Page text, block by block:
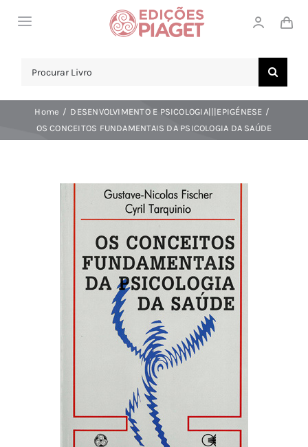
Toggle
NOTICIAS
Search
Home
DESENVOLVIMENTO E PSICOLOGIA|||EPIGÉNESE
OS CONCEITOS FUNDAMENTAIS DA PSICOLOGIA DA SAÚDE